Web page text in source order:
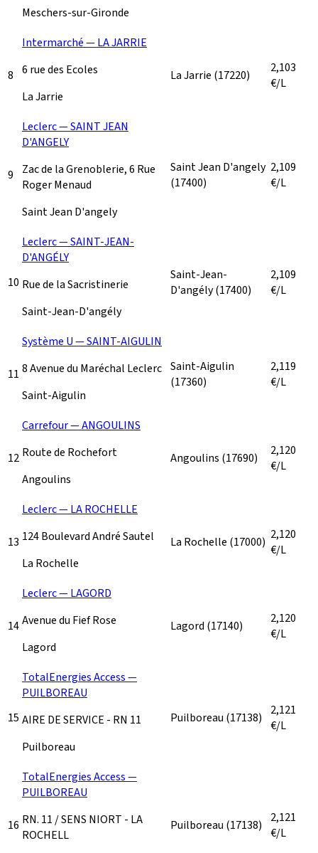
Meschers-sur-Gironde
8
Intermarché — LA JARRIE
6 rue des Ecoles
La Jarrie
La Jarrie (17220)
2,103
€/L
9
Leclerc — SAINT JEAN
D'ANGELY
Zac de la Grenoblerie, 6 Rue
Roger Menaud
Saint Jean D'angely
Saint Jean D'angely
(17400)
2,109
€/L
10
Leclerc — SAINT-JEAN-
D'ANGÉLY
Rue de la Sacristinerie
Saint-Jean-D'angély
Saint-Jean-
D'angély(17400)
2,109
€/L
11
Système U — SAINT-AIGULIN
8 Avenue du Maréchal Leclerc
Saint-Aigulin
Saint-Aigulin
(17360)
2,119
€/L
12
Carrefour — ANGOULINS
Route de Rochefort
Angoulins
Angoulins (17690)
2,120
€/L
13
Leclerc — LA ROCHELLE
124 Boulevard André Sautel
La Rochelle
La Rochelle (17000) 2,120
€/L
14
Leclerc — LAGORD
Avenue du Fief Rose
Lagord
Lagord (17140)
2,120
€/L
15
TotalEnergies Access —
PUILBOREAU
AIRE DE SERVICE - RN 11
Puilboreau
Puilboreau (17138)
2,121
€/L
16
TotalEnergies Access —
PUILBOREAU
RN. 11 / SENS NIORT - LA
ROCHELL
Puilboreau (17138)
2,121
€/L